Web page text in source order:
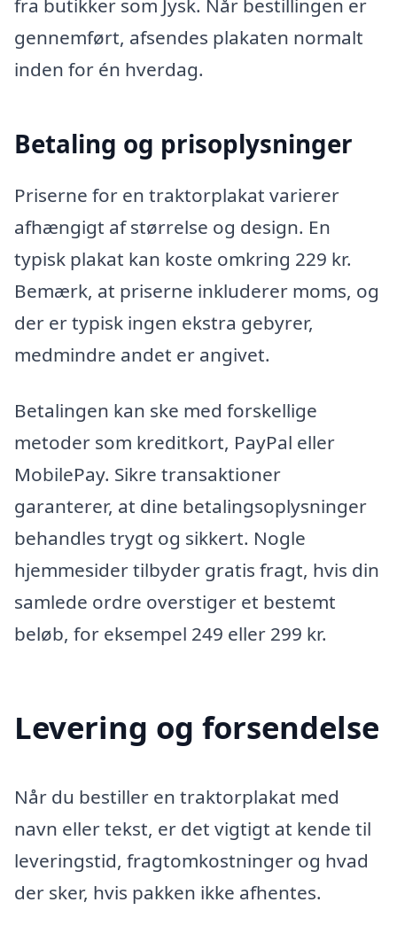
fra butikker som Jysk. Når bestillingen er
gennemført, afsendes plakaten normalt
inden for én hverdag.
Betaling og prisoplysninger
Priserne for en traktorplakat varierer
afhængigt af størrelse og design. En
typisk plakat kan koste omkring 229 kr.
Bemærk, at priserne inkluderer moms, og
der er typisk ingen ekstra gebyrer,
medmindre andet er angivet.
Betalingen kan ske med forskellige
metoder som kreditkort, PayPal eller
MobilePay. Sikre transaktioner
garanterer, at dine betalingsoplysninger
behandles trygt og sikkert. Nogle
hjemmesider tilbyder gratis fragt, hvis din
samlede ordre overstiger et bestemt
beløb, for eksempel 249 eller 299 kr.
Levering og forsendelse
Når du bestiller en traktorplakat med
navn eller tekst, er det vigtigt at kende til
leveringstid, fragtomkostninger og hvad
der sker, hvis pakken ikke afhentes.